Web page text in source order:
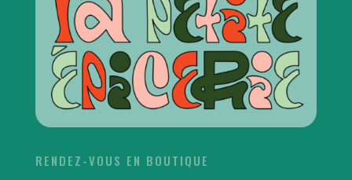
RENDEZ-VOUS EN BOUTIQUE